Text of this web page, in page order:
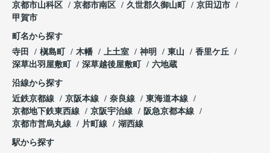
京都市山科区
京都市南区 久世郡久御山町
京田辺市
甲賀市
町名から探す
寺田
槇島町 木幡 上土室 神明 東山
香里ケ丘
深草出羽屋敷町
深草越後屋敷町 六地蔵
沿線から探す
近鉄京都線
京阪本線 奈良線
東海道本線
京都地下鉄東西線
京阪宇治線
阪急京都本線
京都市営烏丸線
片町線 湖西線
駅から探す